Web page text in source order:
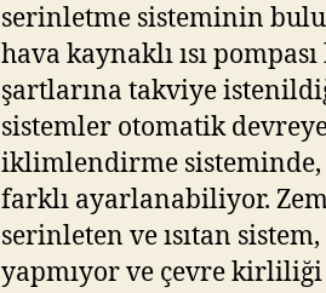
serinletme sisteminin
hava kaynaklı ısı
şartlarına takviye
sistemler otomatik
iklimlendirme sisteminde,
farklı ayarlanabiliyor.
serinleten ve ısıtan
yapmıyor ve çevre kirliliği